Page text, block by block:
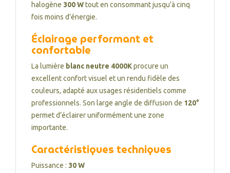
halogène 300 Wtout en consommant jusqu’à cinq
fois moins d’énergie.
Éclairage performant et
confortable
La lumière blanc neutre 4000Kprocure un
excellent confort visuel et un rendu fidèle des
couleurs, adapté aux usages résidentiels comme
professionnels. Son large angle de diffusion de 120°
permet d’éclairer uniformément une zone
importante.
Caractéristiques techniques
Puissance : 30 W